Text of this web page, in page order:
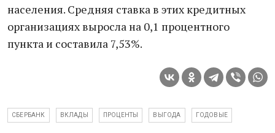
населения. Средняя ставка в этих кредитных
организациях выросла на 0,1 процентного
пункта и составила 7,53%.
СБЕРБАНК ВКЛАДЫ ПРОЦЕНТЫ ВЫГОДА ГОДОВЫЕ